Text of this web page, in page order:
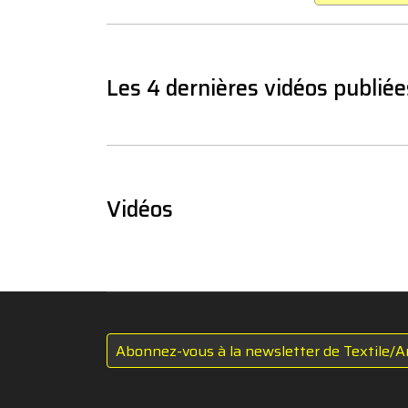
Les 4 dernières vidéos
Vidéos
Abonnez-vous à la newsletter de Textile/